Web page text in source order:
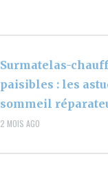
Surmatelas-
paisibles : les
sommeil
2 MOIS AGO